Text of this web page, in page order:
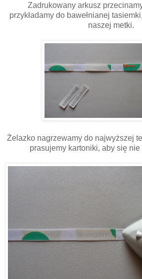
Zadrukowany arkusz
przykładamy do bawełnianej
naszej metki.
Żelazko nagrzewamy do najwyższej
prasujemy kartoniki, aby się nie